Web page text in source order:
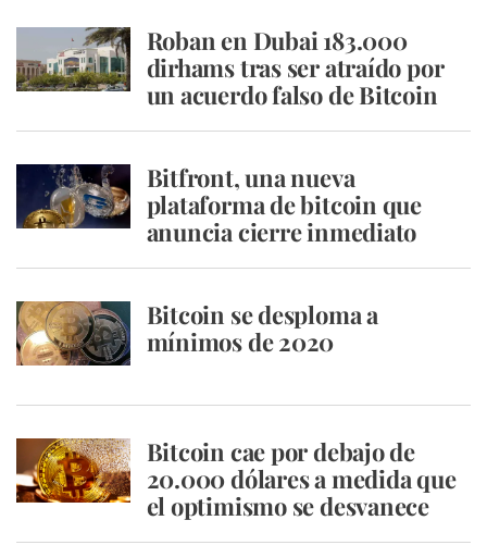
Roban en Dubai 183.000
dirhams tras ser atraído por
un acuerdo falso de Bitcoin
Bitfront, una nueva
plataforma de bitcoin que
anuncia cierre inmediato
Bitcoin se desploma a
mínimos de 2020
Bitcoin cae por debajo de
20.000 dólares a medida que
el optimismo se desvanece